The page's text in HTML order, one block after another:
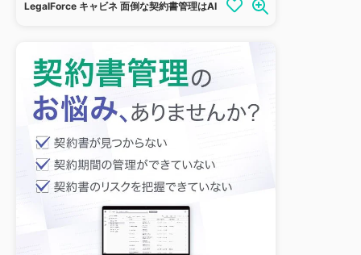
LegalForce キャビネ 面倒な契約書管理はAIにお任せ！